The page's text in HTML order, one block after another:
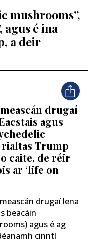
mushrooms”,
agus é ina
a deir
drugaí
agus
Trump
caite, de réir
ar ‘life on
drugaí lena
beacáin
agus é ag
cinntí